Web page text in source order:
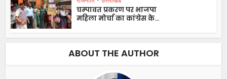
चम्पावत प्रकरण पर भाजपा
महिला मोर्चा का कांग्रेस के...
ABOUT THE AUTHOR